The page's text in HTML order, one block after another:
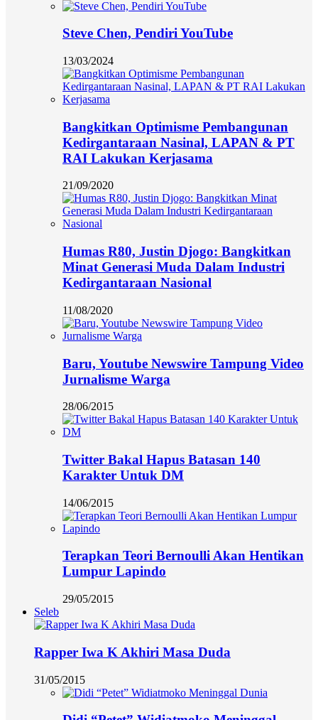
Steve Chen, Pendiri YouTube
13/03/2024
Bangkitkan Optimisme Pembangunan
Kedirgantaraan Nasinal, LAPAN & PT
RAI Lakukan Kerjasama
21/09/2020
Humas R80, Justin Djogo: Bangkitkan
Minat Generasi Muda Dalam Industri
Kedirgantaraan Nasional
11/08/2020
Baru, Youtube Newswire Tampung Video
Jurnalisme Warga
28/06/2015
Twitter Bakal Hapus Batasan 140
Karakter Untuk DM
14/06/2015
Terapkan Teori Bernoulli Akan Hentikan
Lumpur Lapindo
29/05/2015
Seleb
Rapper Iwa K Akhiri Masa Duda
31/05/2015